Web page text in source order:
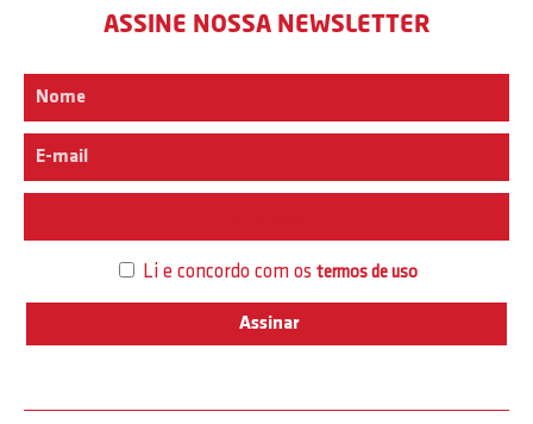
ASSINE NOSSA NEWSLETTER
Li e concordo com os termos de uso